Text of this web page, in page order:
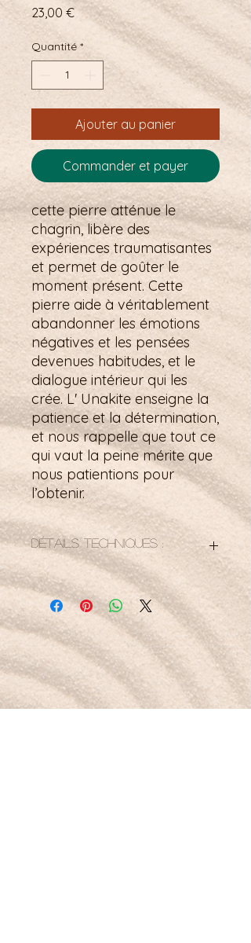
23,00 €Prix
Quantité *
Ajouter au panier
Commander et payer
cette pierre atténue le
chagrin, libère des
expériences traumatisantes
et permet de goûter le
moment présent. Cette
pierre aide à véritablement
abandonner les émotions
négatives et les pensées
devenues habitudes, et le
dialogue intérieur qui les
crée. L' Unakite enseigne la
patience et la détermination,
et nous rappelle que tout ce
qui vaut la peine mérite que
nous patientions pour
l’obtenir.
Détails techniques :
Taille : 35mm x 22mm
Petit mot pour la route :